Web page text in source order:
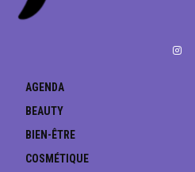
AGENDA
BEAUTY
BIEN-ÊTRE
COSMÉTIQUE